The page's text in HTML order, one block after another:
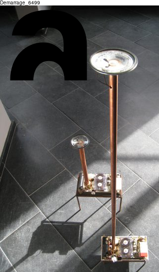
Demarrage_6499